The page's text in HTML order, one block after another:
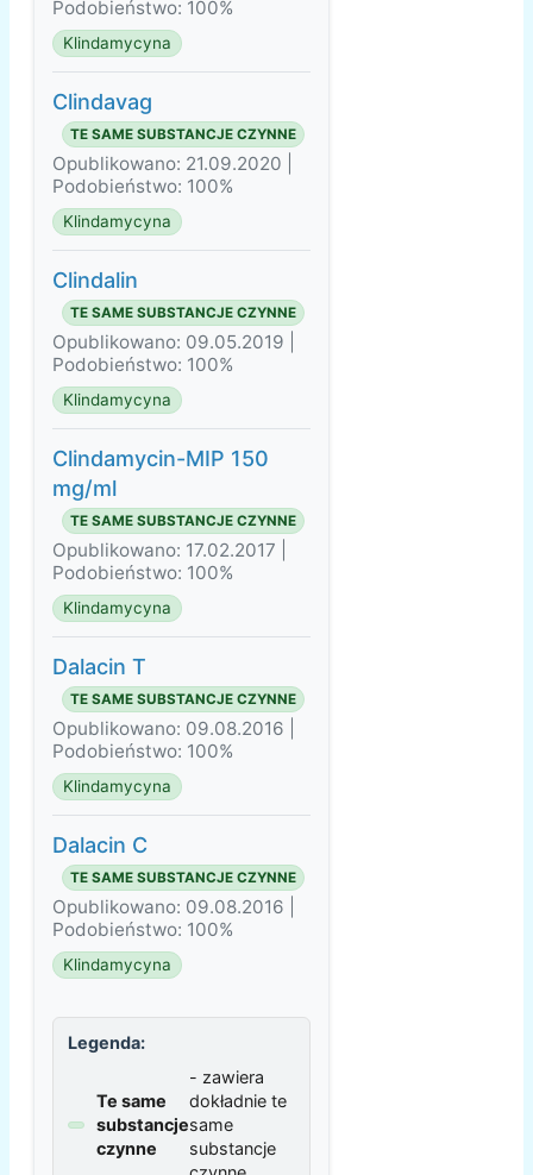
Podobieństwo: 100%
Klindamycyna
Clindavag
TE SAME SUBSTANCJE CZYNNE
Opublikowano: 21.09.2020 |
Podobieństwo: 100%
Klindamycyna
Clindalin
TE SAME SUBSTANCJE CZYNNE
Opublikowano: 09.05.2019 |
Podobieństwo: 100%
Klindamycyna
Clindamycin-MIP 150
mg/ml
TE SAME SUBSTANCJE CZYNNE
Opublikowano: 17.02.2017 |
Podobieństwo: 100%
Klindamycyna
Dalacin T
TE SAME SUBSTANCJE CZYNNE
Opublikowano: 09.08.2016 |
Podobieństwo: 100%
Klindamycyna
Dalacin C
TE SAME SUBSTANCJE CZYNNE
Opublikowano: 09.08.2016 |
Podobieństwo: 100%
Klindamycyna
Legenda:
Te same
substancje
czynne
- zawiera
dokładnie te
same
substancje